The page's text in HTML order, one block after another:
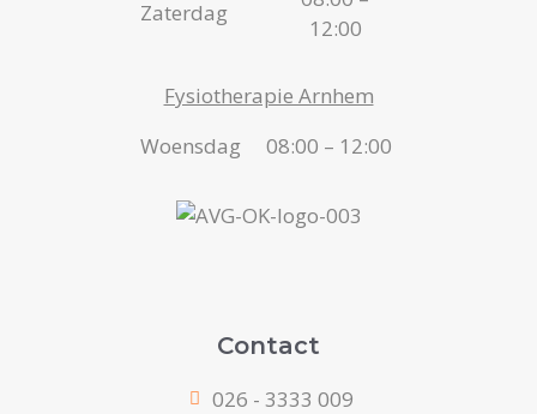
Zaterdag
12:00
Fysiotherapie Arnhem
Woensdag
08:00 – 12:00
Contact
026 - 3333 009